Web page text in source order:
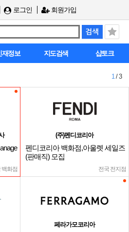
로그인 회원가입
재정보 지도검색 샵토크
1/ 3
백화점
(주)펜디코리아
펜디코리아 백화점,아울렛 세일즈
(판매직) 모집
전국 전지점
페라가모코리아